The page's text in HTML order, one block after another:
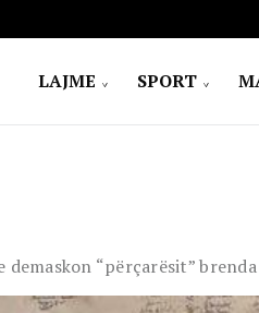
LAJME SPORT
demaskon “përçarësit”